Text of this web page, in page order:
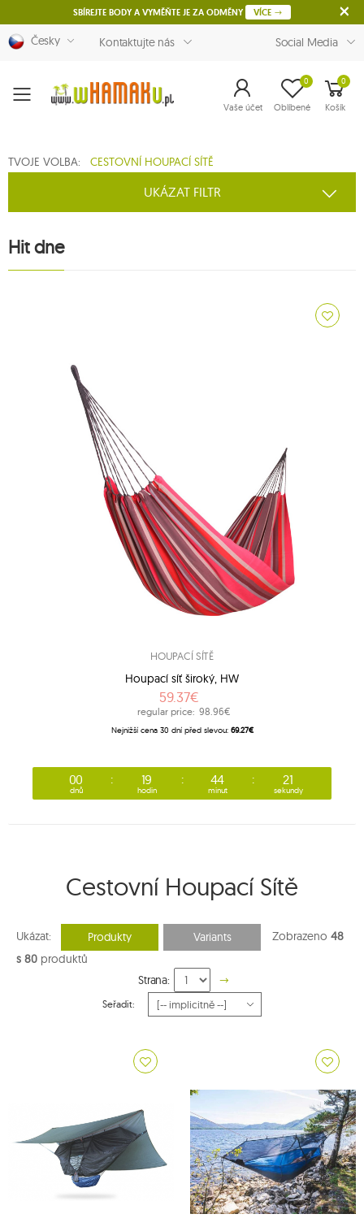
SBÍREJTE BODY A VYMĚŇTE JE ZA ODMĚNY VÍCE
Česky Kontaktujte nás Social Media
Menu Vaše účet Oblíbené
0 0
Košík
TVOJE VOLBA: CESTOVNÍ HOUPACÍ SÍTĚ
UKÁZAT FILTR
Hit dne
HOUPACÍ SÍTĚ
Houpací síť široký, HW
59.37€
regular price: 98.96€
Nejnižší cena 30 dní před slevou: 69.27€
00
dnů
19
hodin
44
minut
20
sekundy
Cestovní Houpací Sítě
Ukázat: Produkty Variants Zobrazeno 48
s 80 produktů
Strana:
Seřadit: